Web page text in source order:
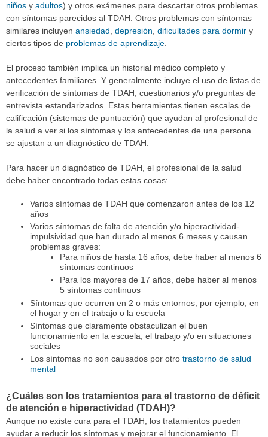
niños y adultos) y otros exámenes para descartar otros problemas
con síntomas parecidos al TDAH. Otros problemas con síntomas
similares incluyen ansiedad, depresión, dificultades para dormir y
ciertos tipos de problemas de aprendizaje.
El proceso también implica un historial médico completo y
antecedentes familiares. Y generalmente incluye el uso de listas de
verificación de síntomas de TDAH, cuestionarios y/o preguntas de
entrevista estandarizados. Estas herramientas tienen escalas de
calificación (sistemas de puntuación) que ayudan al profesional de
la salud a ver si los síntomas y los antecedentes de una persona
se ajustan a un diagnóstico de TDAH.
Para hacer un diagnóstico de TDAH, el profesional de la salud
debe haber encontrado todas estas cosas:
Varios síntomas de TDAH que comenzaron antes de los 12
años
Varios síntomas de falta de atención y/o hiperactividad-
impulsividad que han durado al menos 6 meses y causan
problemas graves:
Para niños de hasta 16 años, debe haber al menos 6
síntomas continuos
Para los mayores de 17 años, debe haber al menos
5 síntomas continuos
Síntomas que ocurren en 2 o más entornos, por ejemplo, en
el hogar y en el trabajo o la escuela
Síntomas que claramente obstaculizan el buen
funcionamiento en la escuela, el trabajo y/o en situaciones
sociales
Los síntomas no son causados por otro trastorno de salud
mental
¿Cuáles son los tratamientos para el trastorno de déficit
de atención e hiperactividad (TDAH)?
Aunque no existe cura para el TDAH, los tratamientos pueden
ayudar a reducir los síntomas y mejorar el funcionamiento. El